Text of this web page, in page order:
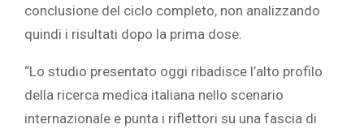
conclusione del ciclo completo, non analizzando
quindi i risultati dopo la prima dose.
“Lo studio presentato oggi ribadisce l’alto profilo
della ricerca medica italiana nello scenario
internazionale e punta i riflettori su una fascia di